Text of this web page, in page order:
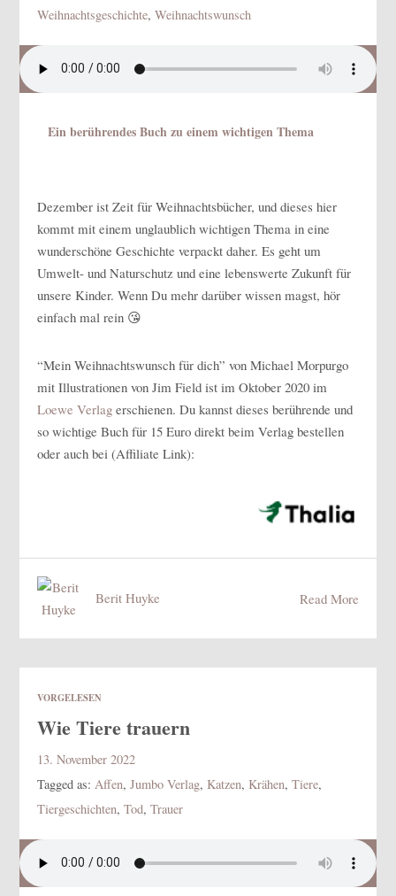
Weihnachtsgeschichte,Weihnachtswunsch
Ein berührendes Buch zu einem wichtigen Thema
Dezember ist Zeit für Weihnachtsbücher, und dieses hier
kommt mit einem unglaublich wichtigen Thema in eine
wunderschöne Geschichte verpackt daher. Es geht um
Umwelt- und Naturschutz und eine lebenswerte Zukunft für
unsere Kinder. Wenn Du mehr darüber wissen magst, hör
einfach mal rein 😘
“Mein Weihnachtswunsch für dich” von Michael Morpurgo
mit Illustrationen von Jim Field ist im Oktober 2020 im
Loewe Verlag erschienen. Du kannst dieses berührende und
so wichtige Buch für 15 Euro direkt beim Verlag bestellen
oder auch bei (Affiliate Link):
Read More
Berit Huyke
VORGELESEN
Wie Tiere trauern
13. November 2022
Tagged as:Affen,Jumbo Verlag, Katzen, Krähen,Tiere,
Tiergeschichten,Tod,Trauer